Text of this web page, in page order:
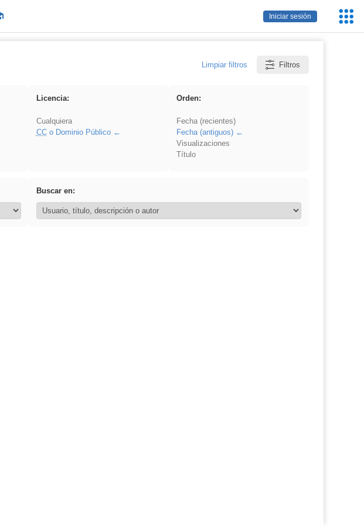
Iniciar sesión
Limpiar filtros Filtros
Licencia:
Cualquiera
CCo Dominio Público
Orden:
Fecha (recientes)
Fecha (antiguos)
Visualizaciones
Título
Buscar en: